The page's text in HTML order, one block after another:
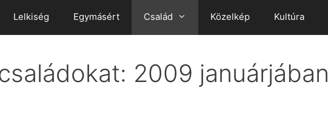
Lelkiség Egymásért Család Közelkép Kultúra
2009 januárjában